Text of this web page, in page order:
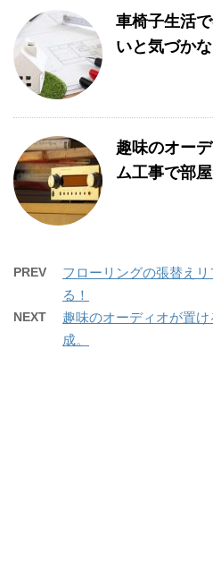
車椅子生活
いと気づか
趣味のオー
ム工事で部屋
PREV
フローリングの張替え
る！
NEXT
趣味のオーディオが置
成。